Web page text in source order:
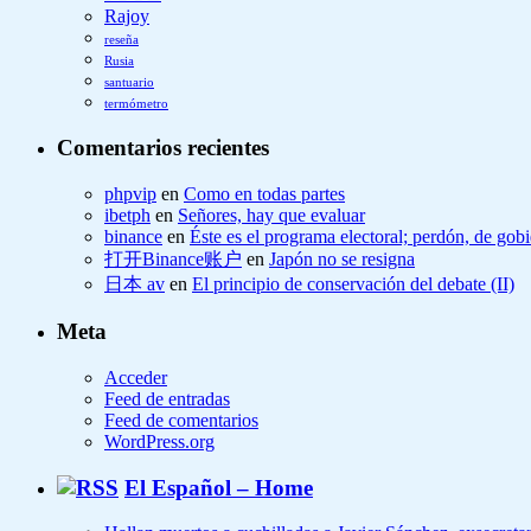
Rajoy
reseña
Rusia
santuario
termómetro
Comentarios recientes
phpvip en Como en todas partes
ibetph en Señores, hay que evaluar
binance en Éste es el programa electoral; perdón, de
打开Binance账户 en Japón no se resigna
日本 av en El principio de conservación del debate (II)
Meta
Acceder
Feed de entradas
Feed de comentarios
WordPress.org
El Español – Home